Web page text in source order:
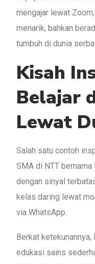
mengajar lewat
menarik, bahkan
tumbuh di dunia
Kisah
Belajar
Lewat
Salah satu contoh
SMA di NTT
dengan sinyal
kelas daring lewat
via WhatsApp.
Berkat
edukasi sains